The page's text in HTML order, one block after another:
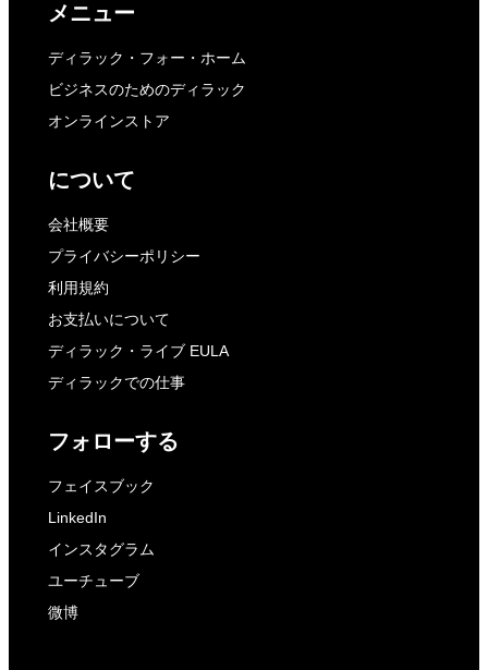
メニュー
ディラック・フォー・ホーム
ビジネスのためのディラック
オンラインストア
について
会社概要
プライバシーポリシー
利用規約
お支払いについて
ディラック・ライブ EULA
ディラックでの仕事
フォローする
フェイスブック
LinkedIn
インスタグラム
ユーチューブ
微博